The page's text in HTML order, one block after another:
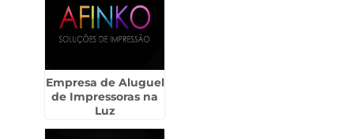
Empresa de Aluguel
de Impressoras na
Luz